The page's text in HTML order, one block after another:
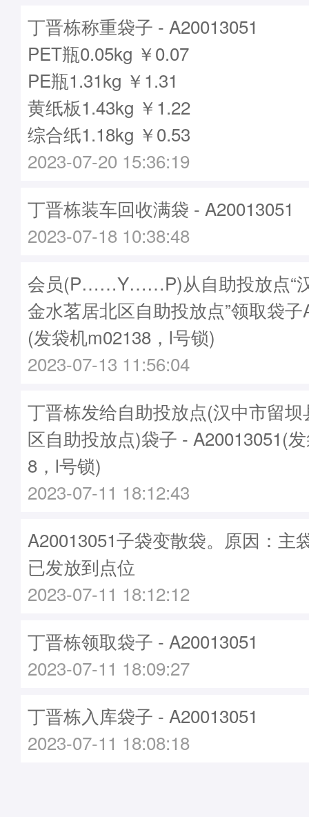
丁晋栋称重袋子 - A20013051
PET瓶0.05kg ￥0.07
PE瓶1.31kg ￥1.31
黄纸板1.43kg ￥1.22
综合纸1.18kg ￥0.53
2023-07-20 15:36:19
丁晋栋装车回收满袋 - A20013051
2023-07-18 10:38:48
会员(P……Y……P)从自助投放点“
金水茗居北区自助投放点”领取袋子
(发袋机m02138，l号锁)
2023-07-13 11:56:04
丁晋栋发给自助投放点(汉中市留
区自助投放点)袋子 - A20013051(
8，l号锁)
2023-07-11 18:12:43
A20013051子袋变散袋。原因：主
已发放到点位
2023-07-11 18:12:12
丁晋栋领取袋子 - A20013051
2023-07-11 18:09:27
丁晋栋入库袋子 - A20013051
2023-07-11 18:08:18